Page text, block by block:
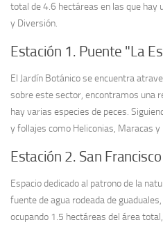
total de 4.6 hectáreas en las que hay
y Diversión.
Estación 1. Puente "La
El Jardín Botánico se encuentra
sobre este sector, encontramos una
hay varias especies de peces.
y follajes como Heliconias, Maracas
Estación 2. San
Espacio dedicado al patrono de la
fuente de agua rodeada de
ocupando 1.5 hectáreas del área